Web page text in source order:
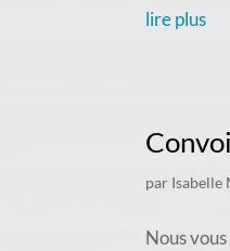
lire plus
par Isabelle
Nous